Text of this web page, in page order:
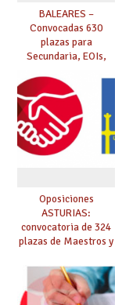
BALEARES –
Convocadas 630
plazas para
Secundaria, EOIs,
Conservatorios y FP
Oposiciones
ASTURIAS:
convocatoria de 324
plazas de Maestros y
Catedráticos de
Música y Artes
Escénicas